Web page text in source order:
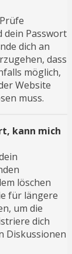
dein Passwort
dich an
dass
möglich,
Website
muss.
kann mich
löschen
für längere
um die
dich
Diskussionen